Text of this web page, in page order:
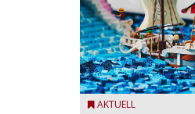
Laboon aus ONE
AKTUELL